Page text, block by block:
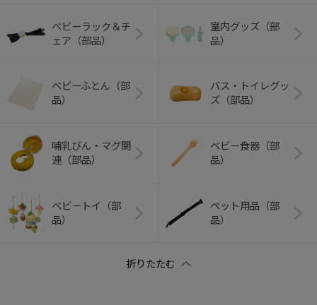
ベビーラック＆チ
ェア（部品）
室内グッズ（部
品）
ベビーふとん（部
品）
バス・トイレグッ
ズ（部品）
哺乳びん・マグ関
連（部品）
ベビー食器（部
品）
ベビートイ（部
品）
ペット用品（部
品）